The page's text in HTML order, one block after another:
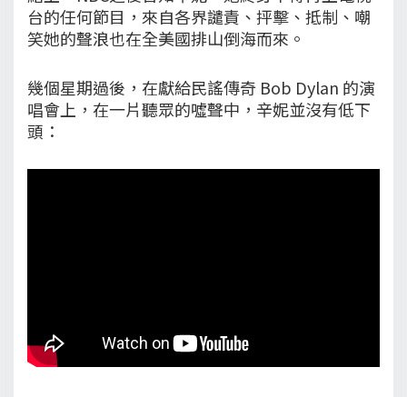
台的任何節目，來自各界譴責、抨擊、抵制、嘲
笑她的聲浪也在全美國排山倒海而來。
幾個星期過後，在獻給民謠傳奇 Bob Dylan 的演
唱會上，在一片聽眾的噓聲中，辛妮並沒有低下
頭：